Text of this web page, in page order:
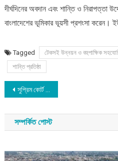
দীর্ঘদিনের অবদান এবং শান্তি ও নিরাপত্তা
বাংলাদেশের ভূমিকার ভূয়সী প্রশংসা করেন।
Tagged
টেকসই উন্নয়ন ও বহুপাক্ষিক
শান্তি প্রতিষ্ঠা
Post
navigation
সুপ্রিম কোর্ট বারে সভাপতি খোকন ও সম্পাদক আলী নির্বাচিত
সম্পর্কিত পোস্ট